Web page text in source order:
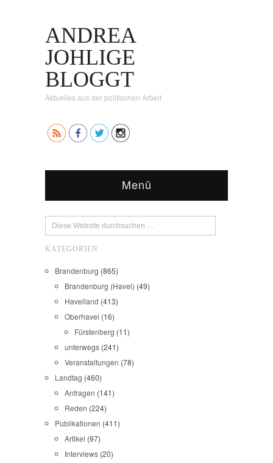
ANDREA
JOHLIGE
BLOGGT
Aktuelles aus der politischen Arbeit
Menü
KATEGORIEN
Brandenburg (865)
Brandenburg (Havel) (49)
Havelland (413)
Oberhavel (16)
Fürstenberg (11)
unterwegs (241)
Veranstaltungen (78)
Landtag (460)
Anfragen (141)
Reden (224)
Publikationen (411)
Artikel (97)
Interviews (20)